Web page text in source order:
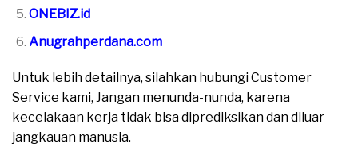
ONEBIZ.id
Anugrahperdana.com
Untuk lebih detailnya, silahkan hubungi Customer
Service kami, Jangan menunda-nunda, karena
kecelakaan kerja tidak bisa diprediksikan dan diluar
jangkauan manusia.